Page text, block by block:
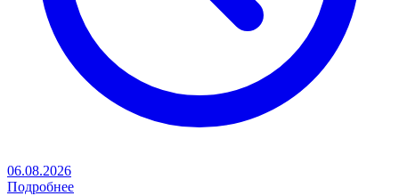
06.08.2026
Подробнее